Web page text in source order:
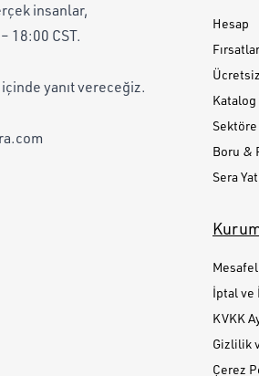
insanlar,
18:00 CST.
yanıt vereceğiz.
Hesap
Fırsatlar
Katalog
Sektöre
Boru &
Sera
İptal ve
KVKK
Gizlilik
Çerez